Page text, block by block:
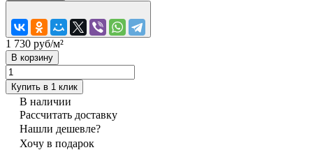
1 730 руб/м²
В корзину
Купить в 1 клик
В наличии
Рассчитать доставку
Нашли дешевле?
Хочу в подарок